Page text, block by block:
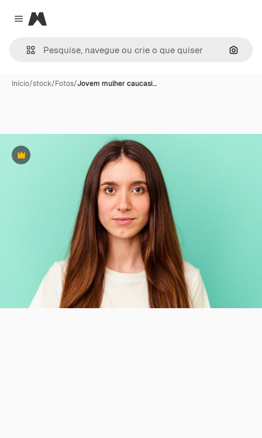
Close menu
Magnific
Início/stock/Fotos/Jovem mulher caucasi…
Premium